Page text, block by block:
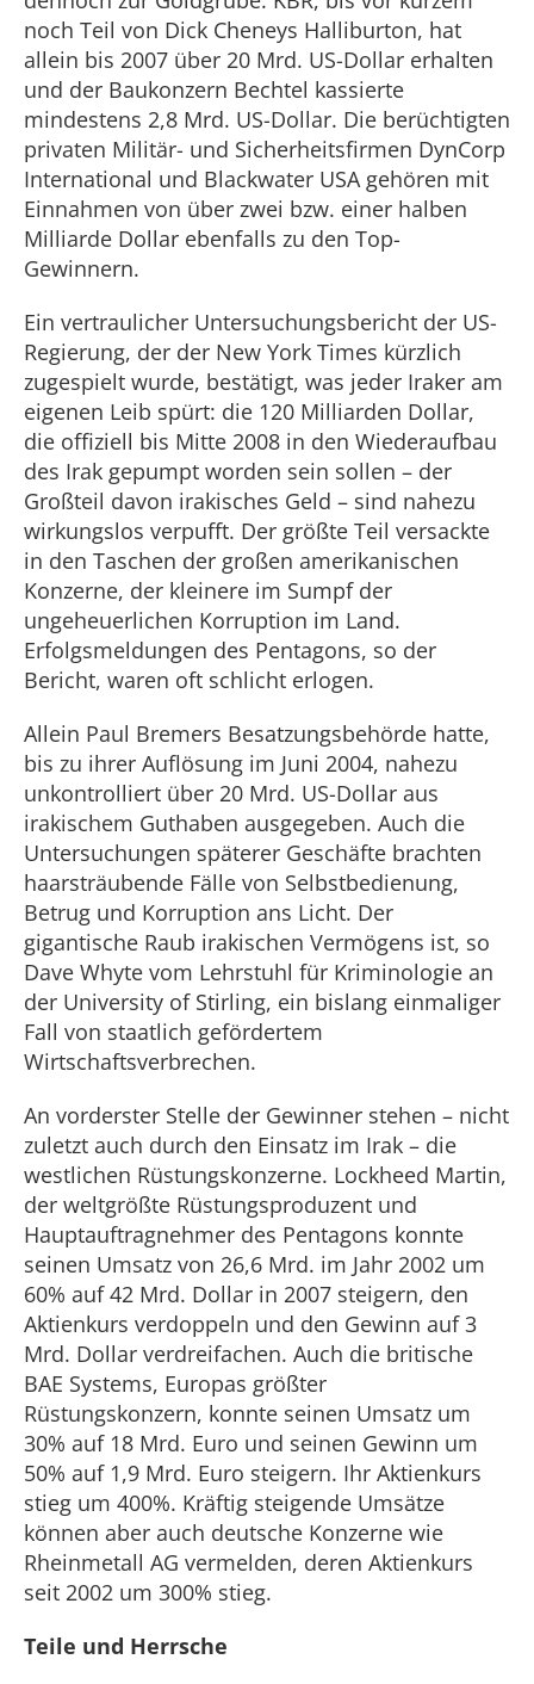
noch Teil von Dick Cheneys Halliburton, hat
allein bis 2007 über 20 Mrd. US-Dollar erhalten
und der Baukonzern Bechtel kassierte
mindestens 2,8 Mrd. US-Dollar. Die berüchtigten
privaten Militär- und Sicherheitsfirmen DynCorp
International und Blackwater USA gehören mit
Einnahmen von über zwei bzw. einer halben
Milliarde Dollar ebenfalls zu den Top-
Gewinnern.
Ein vertraulicher Untersuchungsbericht der US-
Regierung, der der New York Times kürzlich
zugespielt wurde, bestätigt, was jeder Iraker am
eigenen Leib spürt: die 120 Milliarden Dollar,
die offiziell bis Mitte 2008 in den Wiederaufbau
des Irak gepumpt worden sein sollen – der
Großteil davon irakisches Geld – sind nahezu
wirkungslos verpufft. Der größte Teil versackte
in den Taschen der großen amerikanischen
Konzerne, der kleinere im Sumpf der
ungeheuerlichen Korruption im Land.
Erfolgsmeldungen des Pentagons, so der
Bericht, waren oft schlicht erlogen.
Allein Paul Bremers Besatzungsbehörde hatte,
bis zu ihrer Auflösung im Juni 2004, nahezu
unkontrolliert über 20 Mrd. US-Dollar aus
irakischem Guthaben ausgegeben. Auch die
Untersuchungen späterer Geschäfte brachten
haarsträubende Fälle von Selbstbedienung,
Betrug und Korruption ans Licht. Der
gigantische Raub irakischen Vermögens ist, so
Dave Whyte vom Lehrstuhl für Kriminologie an
der University of Stirling, ein bislang einmaliger
Fall von staatlich gefördertem
Wirtschaftsverbrechen.
An vorderster Stelle der Gewinner stehen – nicht
zuletzt auch durch den Einsatz im Irak – die
westlichen Rüstungskonzerne. Lockheed Martin,
der weltgrößte Rüstungsproduzent und
Hauptauftragnehmer des Pentagons konnte
seinen Umsatz von 26,6 Mrd. im Jahr 2002 um
60% auf 42 Mrd. Dollar in 2007 steigern, den
Aktienkurs verdoppeln und den Gewinn auf 3
Mrd. Dollar verdreifachen. Auch die britische
BAE Systems, Europas größter
Rüstungskonzern, konnte seinen Umsatz um
30% auf 18 Mrd. Euro und seinen Gewinn um
50% auf 1,9 Mrd. Euro steigern. Ihr Aktienkurs
stieg um 400%. Kräftig steigende Umsätze
können aber auch deutsche Konzerne wie
Rheinmetall AG vermelden, deren Aktienkurs
seit 2002 um 300% stieg.
Teile und Herrsche